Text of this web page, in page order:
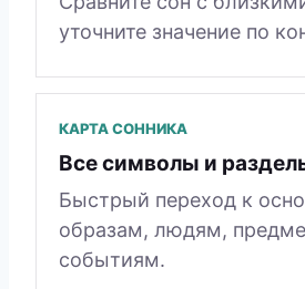
уточните значение по
КАРТА СОННИКА
Все символы и
Быстрый переход к
образам, людям,
событиям.